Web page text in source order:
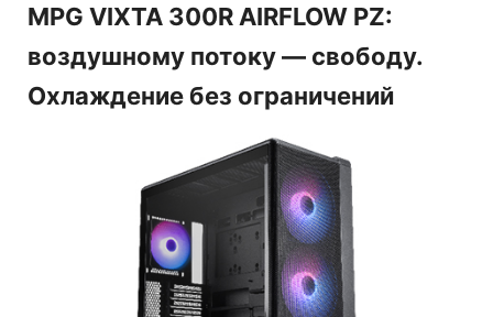
MPG VIXTA 300R AIRFLOW PZ:
воздушному потоку — свободу.
Охлаждение без ограничений